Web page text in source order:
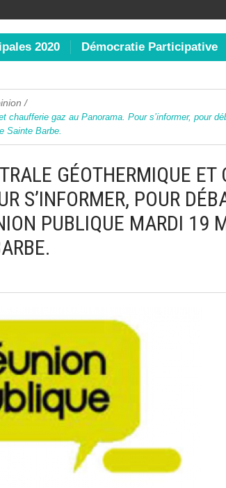
2020 Démocratie Participative
/
chaufferie gaz au Panorama. Pour s’informer, pour
Sainte Barbe.
GÉOTHERMIQUE ET
S’INFORMER, POUR
PUBLIQUE MARDI 19